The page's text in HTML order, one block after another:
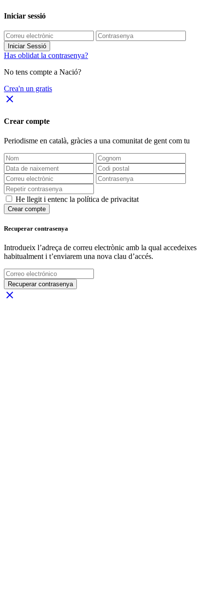
Iniciar sessió
Iniciar Sessió
Has oblidat la contrasenya?
No tens compte a Nació?
Crea'n un gratis
close
Crear compte
Periodisme en català, gràcies a una comunitat de gent com tu
He llegit i entenc la política de privacitat
Crear compte
Recuperar contrasenya
Introdueix l’adreça de correu electrònic amb la qual accedeixes
habitualment i t’enviarem una nova clau d’accés.
Recuperar contrasenya
close